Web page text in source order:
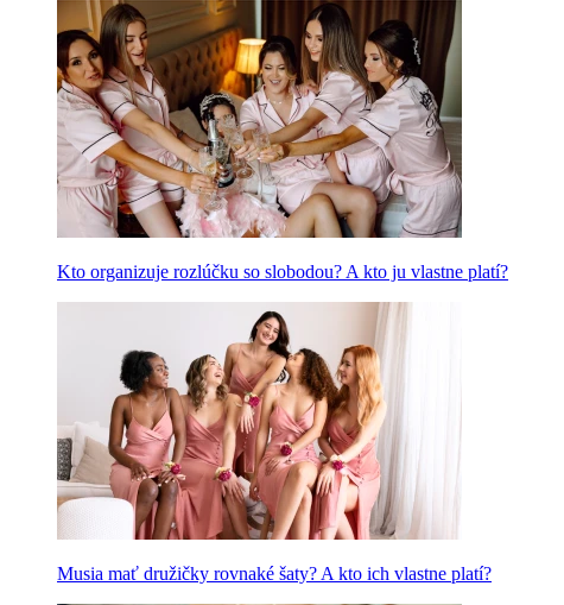
Kto organizuje rozlúčku so slobodou? A kto ju vlastne platí?
Musia mať družičky rovnaké šaty? A kto ich vlastne platí?